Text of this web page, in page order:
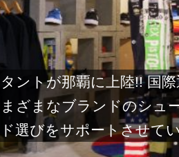
ントが那覇に上陸!! 国
ざまなブランドのシュ
選びをサポートさせて